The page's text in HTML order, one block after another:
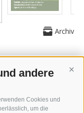
andere
Cookies und
um die
Archiv